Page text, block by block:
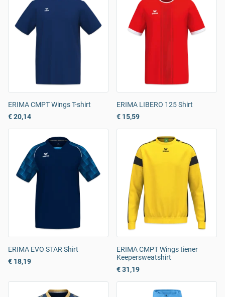
ERIMA CMPT Wings T-shirt
€ 20,14
ERIMA LIBERO 125 Shirt
€ 15,59
ERIMA EVO STAR Shirt
€ 18,19
ERIMA CMPT Wings tiener
Keepersweatshirt
€ 31,19